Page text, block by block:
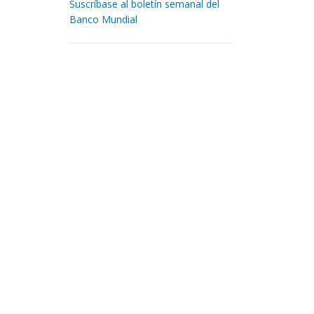
Suscríbase al boletín semanal del
Banco Mundial